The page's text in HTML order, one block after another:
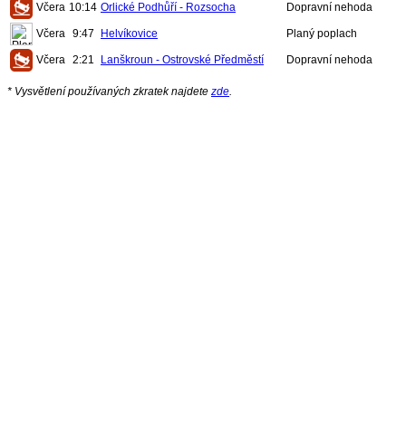
Včera 10:14 Orlické Podhůří - Rozsocha Dopravní nehoda
Včera 9:47 Helvíkovice Planý poplach
Včera 2:21 Lanškroun - Ostrovské Předměstí Dopravní nehoda
* Vysvětlení používaných zkratek najdete zde.